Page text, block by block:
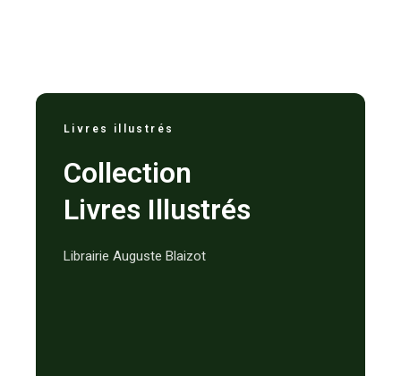
Livres illustrés
Collection
Livres Illustrés
Librairie Auguste Blaizot